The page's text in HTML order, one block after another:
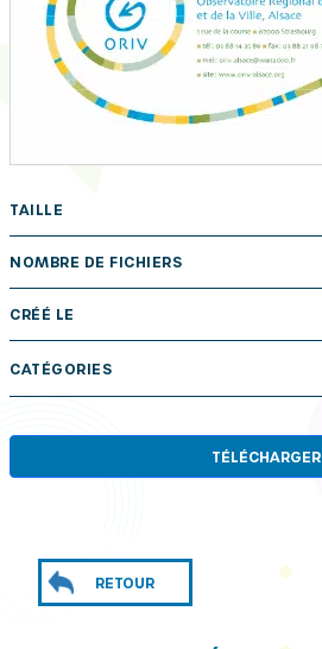
TAILLE
NOMBRE DE FICHIERS
CRÉÉ LE
CATÉGORIES
TÉLÉCHARGER
RETOUR